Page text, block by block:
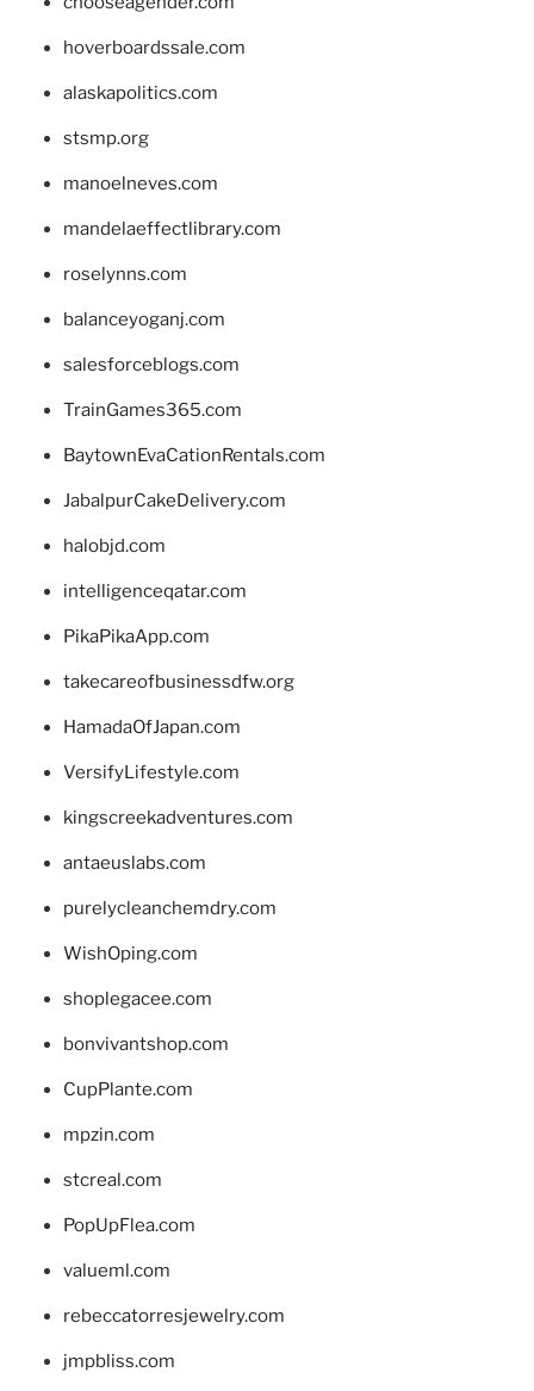
hoverboardssale.com
alaskapolitics.com
stsmp.org
manoelneves.com
mandelaeffectlibrary.com
roselynns.com
balanceyoganj.com
salesforceblogs.com
TrainGames365.com
BaytownEvaCationRentals.com
JabalpurCakeDelivery.com
halobjd.com
intelligenceqatar.com
PikaPikaApp.com
takecareofbusinessdfw.org
HamadaOfJapan.com
VersifyLifestyle.com
kingscreekadventures.com
antaeuslabs.com
purelycleanchemdry.com
WishOping.com
shoplegacee.com
bonvivantshop.com
CupPlante.com
mpzin.com
stcreal.com
PopUpFlea.com
valueml.com
rebeccatorresjewelry.com
jmpbliss.com